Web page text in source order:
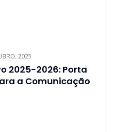
2025
2025-2026: Porta
a Comunicação